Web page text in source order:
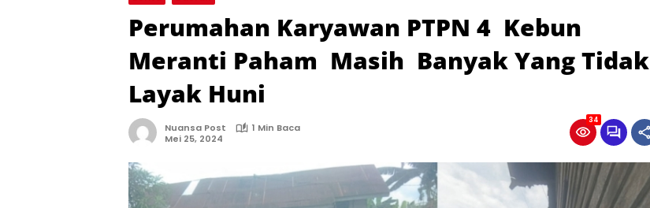
Perumahan Karyawan PTPN 4 Kebun
Meranti Paham Masih Banyak Yang Tidak
Layak Huni
Nuansa Post
1 Min Baca
Mei 25, 2024
34